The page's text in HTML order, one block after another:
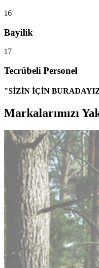
16
Bayilik
17
Tecrübeli Personel
"SİZİN İÇİN
Markalarımızı